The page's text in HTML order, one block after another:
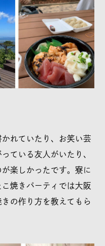
れていたり、お笑い芸
ている友人がいたり、
楽しかったです。寮に
焼きパーティでは大阪
の作り方を教えてもら